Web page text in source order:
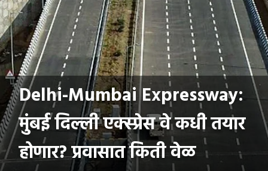
Delhi-Mumbai Expressway:
मुंबई दिल्ली एक्स्प्रेस वे कधी तयार
होणार? प्रवासात किती वेळ